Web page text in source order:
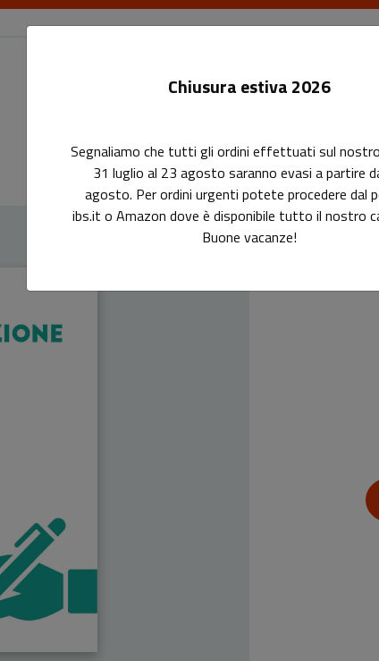
Le riviste I corsi
Chiusura estiva 2026
Segnaliamo che tutti gli ordini effettuati sul
31 luglio al 23 agosto saranno evasi a partire
agosto. Per ordini urgenti potete procedere dal
ibs.it o Amazon dove è disponibile tutto il nostro
Buone vacanze!